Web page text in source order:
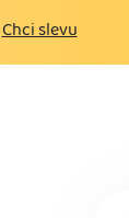
Chci slevu